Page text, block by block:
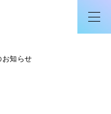
お知らせ